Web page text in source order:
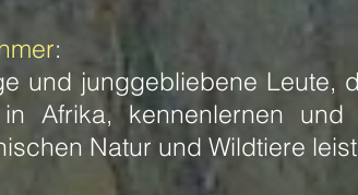
:
und junggebliebene Leute,
Afrika, kennenlernen
Natur und Wildtiere